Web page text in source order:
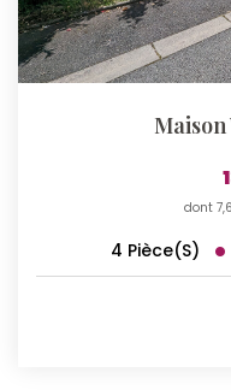
dont
4 Pièce(s)